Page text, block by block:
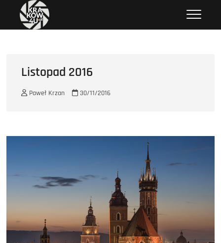
ZDJĘCIA KRAKOWA, ZABYTKI KRAKOWA, KOŚCIOŁY KRAKOWA
Listopad 2016
Paweł Krzan 30/11/2016